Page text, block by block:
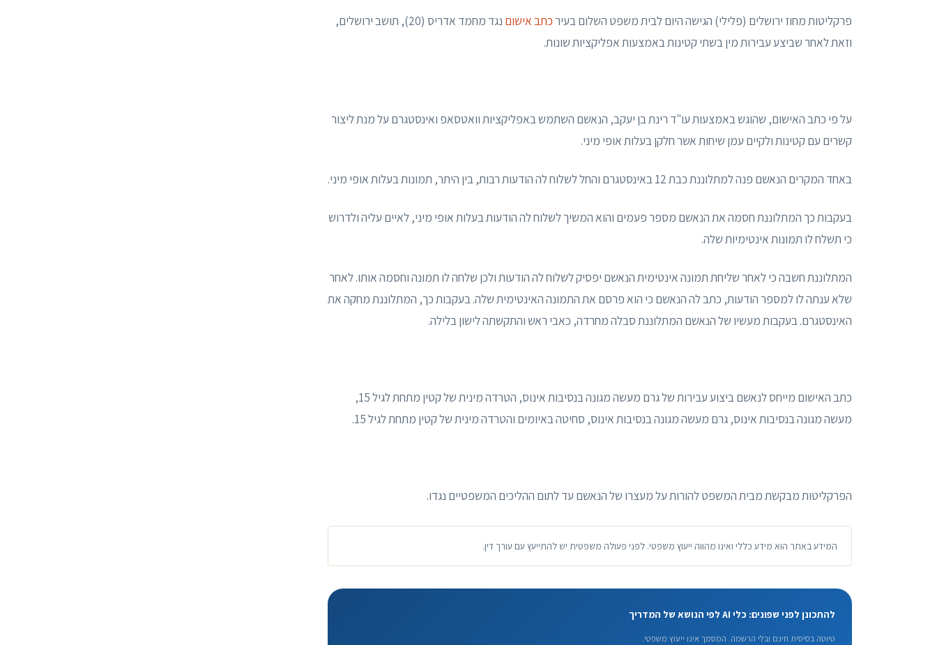
פרקליטות מחוז ירושלים (פלילי) הגישה היום לבית משפט השלום בעירכתב אישום
נגד מחמד אדריס (20), תושב ירושלים,
וזאת לאחר שביצע עבירות מין בשתי קטינות באמצעות אפליקציות שונות.
על פי כתב האישום, שהוגש באמצעות עו"ד רינת בן יעקב, הנאשם השתמש באפליקציות וואטסאפ ואינסטגרם על מנת ליצור
קשרים עם קטינות ולקיים עמן שיחות אשר חלקן בעלות אופי מיני.
באחד המקרים הנאשם פנה למתלוננת כבת 12 באינסטגרם והחל לשלוח לה הודעות רבות, בין היתר, תמונות בעלות אופי מיני.
בעקבות כך המתלוננת חסמה את הנאשם מספר פעמים והוא המשיך לשלוח לה הודעות בעלות אופי מיני, לאיים עליה ולדרוש
כי תשלח לו תמונות אינטימיות שלה.
המתלוננת חשבה כי לאחר שליחת תמונה אינטימית הנאשם יפסיק לשלוח לה הודעות ולכן שלחה לו תמונה וחסמה אותו. לאחר
שלא ענתה לו למספר הודעות, כתב לה הנאשם כי הוא פרסם את התמונה האינטימית שלה. בעקבות כך, המתלוננת מחקה את
האינסטגרם. בעקבות מעשיו של הנאשם המתלוננת סבלה מחרדה, כאבי ראש והתקשתה לישון בלילה.
כתב האישום מייחס לנאשם ביצוע עבירות של גרם מעשה מגונה בנסיבות אינוס, הטרדה מינית של קטין מתחת לגיל 15,
מעשה מגונה בנסיבות אינוס, גרם מעשה מגונה בנסיבות אינוס, סחיטה באיומים והטרדה מינית של קטין מתחת לגיל 15.
הפרקליטות מבקשת מבית המשפט להורות על מעצרו של הנאשם עד לתום ההליכים המשפטיים נגדו.
המידע באתר הוא מידע כללי ואינו מהווה ייעוץ משפטי. לפני פעולה משפטית יש להתייעץ עם עורך דין.
להתכונן לפני שפונים: כלי AI לפי הנושא של המדריך
טיוטה בסיסית חינם ובלי הרשמה. המסמך אינו ייעוץ משפטי.